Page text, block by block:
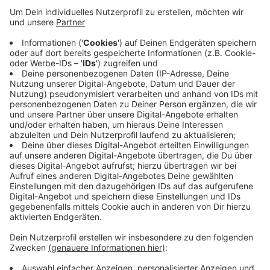
Veröffentlicht:Montag, 30.03.2020 18:04
Anzeige
Die Zahl der positiv getesteten Düsseldorfer ist heute
etwas stärker angestiegen als zuletzt. Inzwischen
wurde das Virus bei 412 Menschen in unserer Stadt
diagnostiziert. Das sind 50 Fälle mehr als am
Wochenende.
Anzeige